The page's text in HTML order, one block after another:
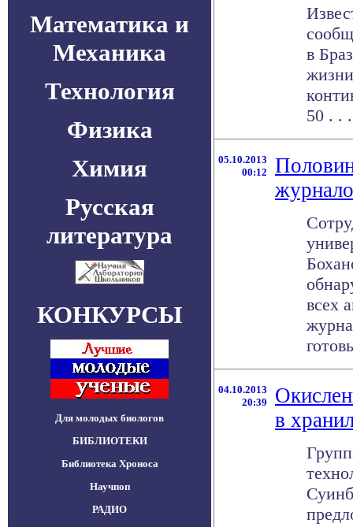
Математика и
Механика
Технология
Физика
Химия
Русская
литература
КОНКУРСЫ
Для молодых биологов
БИБЛИОТЕКИ
Библиотека Хроноса
Научпоп
РАДИО
в
50 . . .
05.10.2013
00:12
всех
04.10.2013
20:39
в